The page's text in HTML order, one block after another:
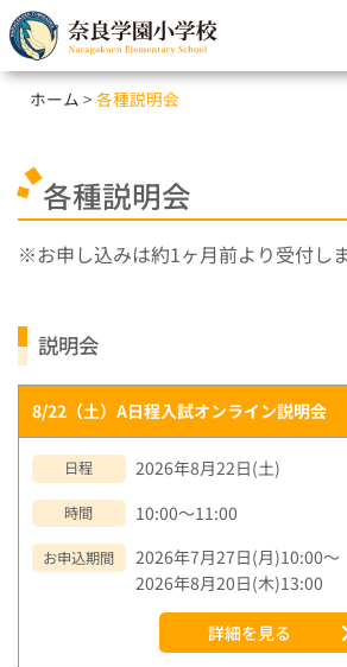
ホーム 各種説明会
各種説明会
お申し込みは約1ヶ月前より受付しま
説明会
8/22（土）A日程入試オンライン説明会
日程 2026年8月22日(土)
時間 10:00～11:00
お申込期間
2026年7月27日(月)10:00～
2026年8月20日(木)13:00
詳細を見る